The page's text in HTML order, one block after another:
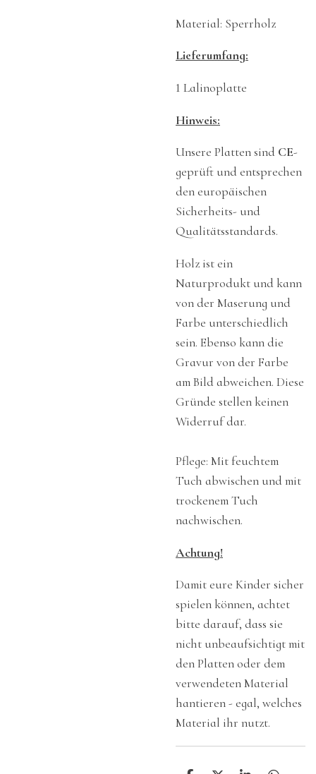
Material: Sperrholz
Lieferumfang:
1 Lalinoplatte
Hinweis:
Unsere Platten sind CE-
geprüft und entsprechen
den europäischen
Sicherheits- und
Qualitätsstandards.
Holz ist ein
Naturprodukt und kann
von der Maserung und
Farbe unterschiedlich
sein. Ebenso kann die
Gravur von der Farbe
am Bild abweichen. Diese
Gründe stellen keinen
Widerruf dar.
Pflege: Mit feuchtem
Tuch abwischen und mit
trockenem Tuch
nachwischen.
Achtung!
Damit eure Kinder sicher
spielen können, achtet
bitte darauf, dass sie
nicht unbeaufsichtigt mit
den Platten oder dem
verwendeten Material
hantieren - egal, welches
Material ihr nutzt.